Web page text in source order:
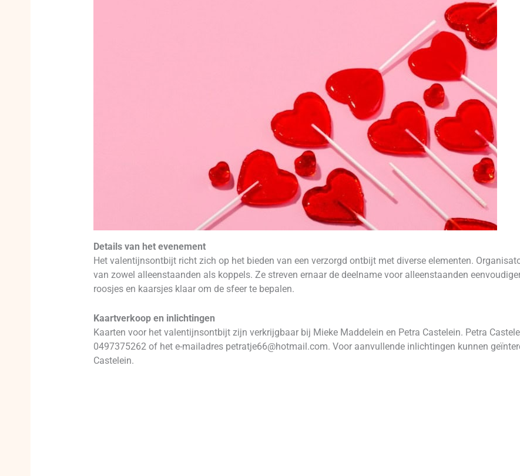
Details van het evenement
Het valentijnsontbijt richt zich op het bieden van een verzorgd ontbijt met diverse elementen.
van zowel alleenstaanden als koppels. Ze streven ernaar de deelname voor alleenstaanden
roosjes en kaarsjes klaar om de sfeer te bepalen.
Kaartverkoop en inlichtingen
Kaarten voor het valentijnsontbijt zijn verkrijgbaar bij Mieke Maddelein en Petra Castelein. Petra
0497375262 of het e-mailadres petratje66@hotmail.com. Voor aanvullende inlichtingen kunnen
Castelein.